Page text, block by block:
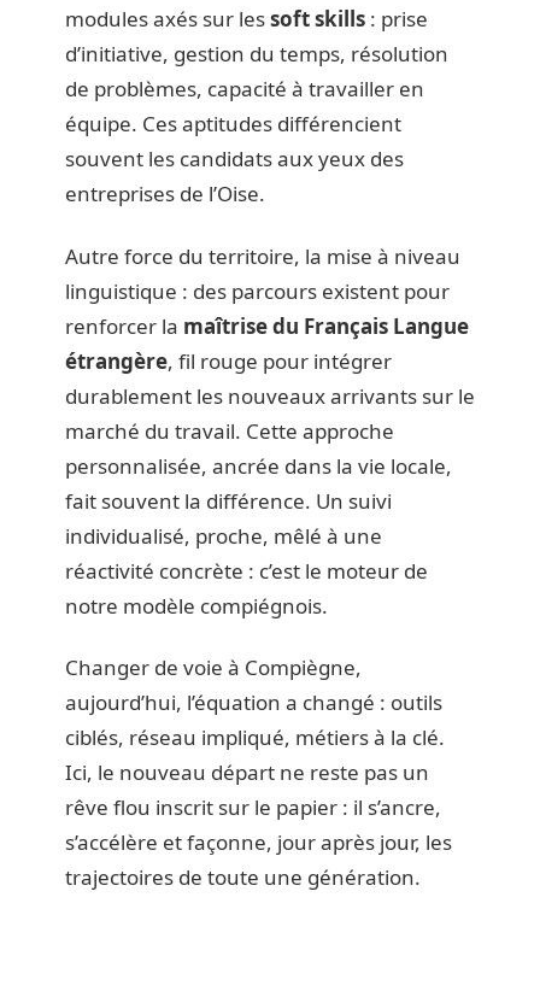
modules axés sur lessoft skills : prise
d’initiative, gestion du temps, résolution
de problèmes, capacité à travailler en
équipe. Ces aptitudes différencient
souvent les candidats aux yeux des
entreprises de l’Oise.
Autre force du territoire, la mise à niveau
linguistique : des parcours existent pour
renforcer la maîtrise du Français Langue
étrangère, fil rouge pour intégrer
durablement les nouveaux arrivants sur le
marché du travail. Cette approche
personnalisée, ancrée dans la vie locale,
fait souvent la différence. Un suivi
individualisé, proche, mêlé à une
réactivité concrète : c’est le moteur de
notre modèle compiégnois.
Changer de voie à Compiègne,
aujourd’hui, l’équation a changé : outils
ciblés, réseau impliqué, métiers à la clé.
Ici, le nouveau départ ne reste pas un
rêve flou inscrit sur le papier : il s’ancre,
s’accélère et façonne, jour après jour, les
trajectoires de toute une génération.